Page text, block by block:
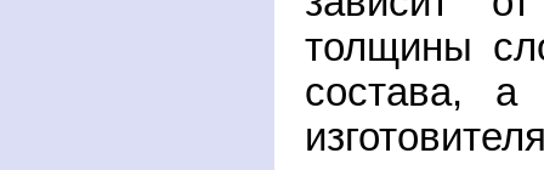
толщины
состава, а